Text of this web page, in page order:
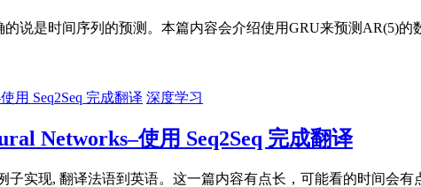
说是时间序列的预测。本篇内容会介绍使用GRU来预测AR(5)的
深度学习
Networks–使用 Seq2Seq 完成翻译
实现, 翻译法语到英语。这一篇内容有点长，可能看的时间会有